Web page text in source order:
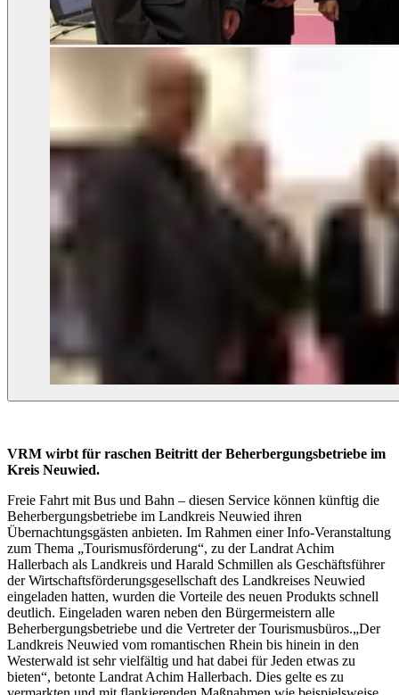
VRM wirbt für raschen Beitritt der Beherbergungsbetriebe im
Kreis Neuwied.
Freie Fahrt mit Bus und Bahn – diesen Service können künftig die
Beherbergungsbetriebe im Landkreis Neuwied ihren
Übernachtungsgästen anbieten. Im Rahmen einer Info-Veranstaltung
zum Thema „Tourismusförderung“, zu der Landrat Achim
Hallerbach als Landkreis und Harald Schmillen als Geschäftsführer
der Wirtschaftsförderungsgesellschaft des Landkreises Neuwied
eingeladen hatten, wurden die Vorteile des neuen Produkts schnell
deutlich. Eingeladen waren neben den Bürgermeistern alle
Beherbergungsbetriebe und die Vertreter der Tourismusbüros.„Der
Landkreis Neuwied vom romantischen Rhein bis hinein in den
Westerwald ist sehr vielfältig und hat dabei für Jeden etwas zu
bieten“, betonte Landrat Achim Hallerbach. Dies gelte es zu